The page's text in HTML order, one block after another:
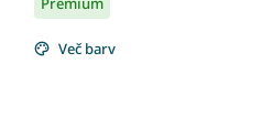
Več barv